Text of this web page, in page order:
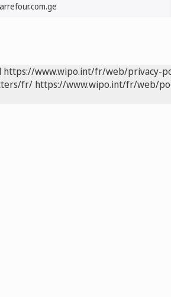
https://www.wipo.int/fr/web/privacy-
fr/ https://www.wipo.int/fr/web/